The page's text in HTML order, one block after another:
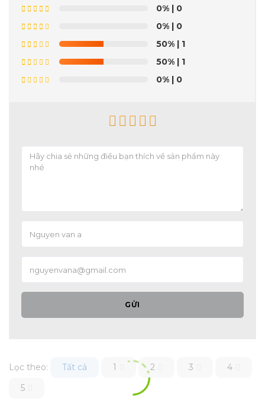
0% | 0
0% | 0
50% | 1
50% | 1
0% | 0
GỬI
Lọc theo: Tất cả 1 2 3
4
5